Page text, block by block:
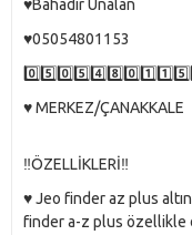
♥️Bahadır Ünalan
♥️05054801153
♥️ MERKEZ/ÇANAKKALE
‼️ÖZELLİKLERİ‼️
♥️ Jeo finder az plus
finder a-z plus özellikle